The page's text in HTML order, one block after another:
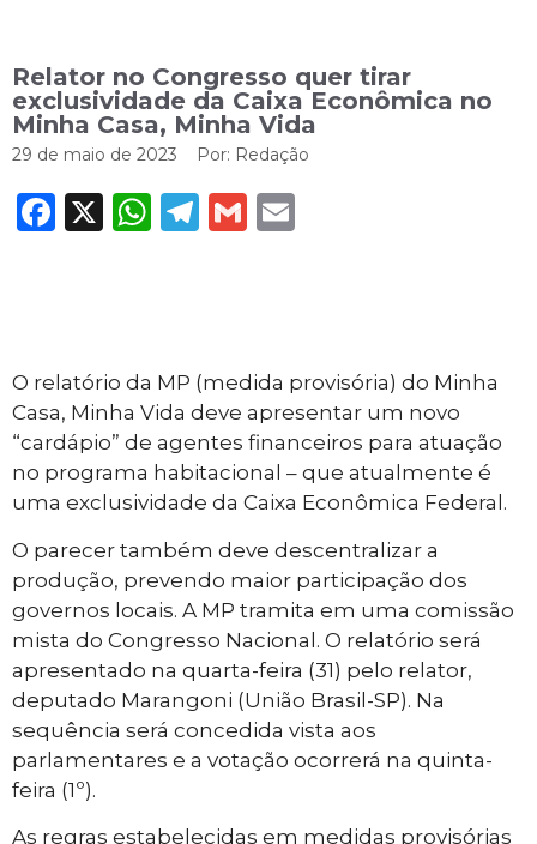
Relator no Congresso quer tirar
exclusividade da Caixa Econômica no
Minha Casa, Minha Vida
29 de maio de 2023 Por: Redação
Facebook
X WhatsApp
Telegram
Gmail
O relatório da MP (medida provisória) do Minha
Casa, Minha Vida deve apresentar um novo
“cardápio” de agentes financeiros para atuação
no programa habitacional – que atualmente é
uma exclusividade da Caixa Econômica Federal.
O parecer também deve descentralizar a
produção, prevendo maior participação dos
governos locais. A MP tramita em uma comissão
mista do Congresso Nacional. O relatório será
apresentado na quarta-feira (31) pelo relator,
deputado Marangoni (União Brasil-SP). Na
sequência será concedida vista aos
parlamentares e a votação ocorrerá na quinta-
feira (1º).
As regras estabelecidas em medidas provisórias